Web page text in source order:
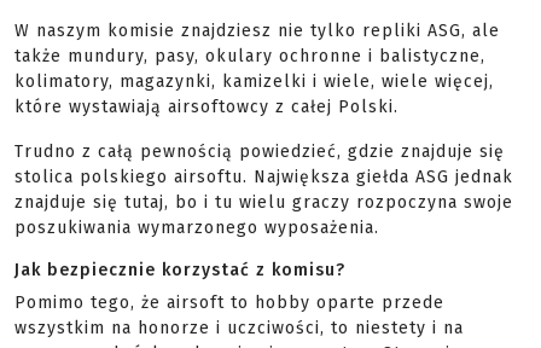
W naszym komisie znajdziesz nie tylko repliki ASG, ale
także mundury, pasy, okulary ochronne i balistyczne,
kolimatory, magazynki, kamizelki i wiele, wiele więcej,
które wystawiają airsoftowcy z całej Polski.
Trudno z całą pewnością powiedzieć, gdzie znajduje się
stolica polskiego airsoftu. Największa giełda ASG jednak
znajduje się tutaj, bo i tu wielu graczy rozpoczyna swoje
poszukiwania wymarzonego wyposażenia.
Jak bezpiecznie korzystać z komisu?
Pomimo tego, że airsoft to hobby oparte przede
wszystkim na honorze i uczciwości, to niestety i na